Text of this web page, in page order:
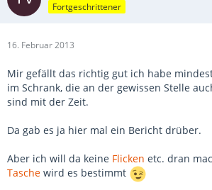
Fortgeschrittener
16. Februar 2013
Mir gefällt das richtig gut ich habe
im Schrank, die an der gewissen Stelle
sind mit der Zeit.
Da gab es ja hier mal ein Bericht drüber.
Aber ich will da keine Flicken etc. dran
Tasche wird es bestimmt